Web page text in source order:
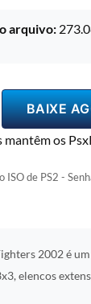
arquivo:
BAIXE
mantêm os
ISO de PS2 -
2002 é
elencos